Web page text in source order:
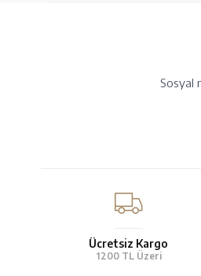
Sosyal
Ücretsiz Kargo
1200 TL Üzeri